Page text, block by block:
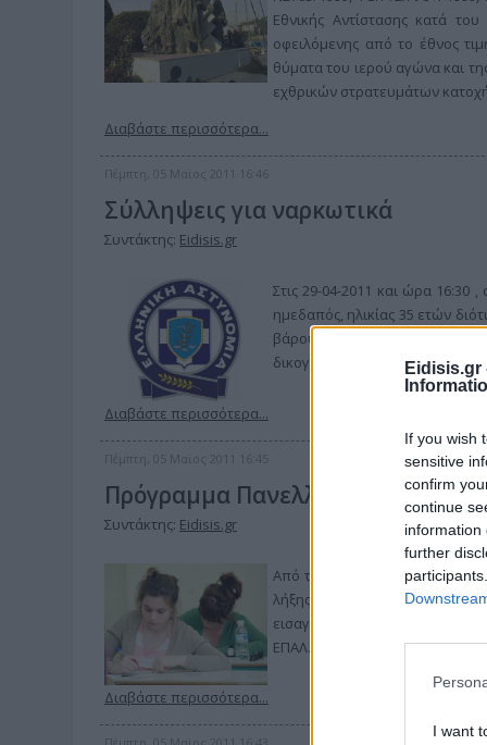
Eidisis.gr
If you wish
sensitive
confirm
continue
information
further
I want
Εθνικής Αντίστασης κατά
οφειλόμενης από το έθνος
θύματα του ιερού αγώνα και
εχθρικών στρατευμάτων
Διαβάστε περισσότερα...
Πέμπτη, 05 Μαϊος 2011 16:46
Σύλληψεις για ναρκωτικά
Συντάκτης: Eidisis.gr
Στις 29-04-2011 και ώρα 16:30
ημεδαπός, ηλικίας 35 ετών
βάρους 0,3γραμ. Η ναρκωτική
δικογραφία οδηγήθηκε στον
Διαβάστε περισσότερα...
Πέμπτη, 05 Μαϊος 2011 16:45
Πρόγραμμα Πανελληνίων
Συντάκτης: Eidisis.gr
Από το Υπουργείο Παιδείας,
λήξης των μαθημάτων, το
εισαγωγή στην τριτοβάθμια
ΕΠΑΛ.
Διαβάστε περισσότερα...